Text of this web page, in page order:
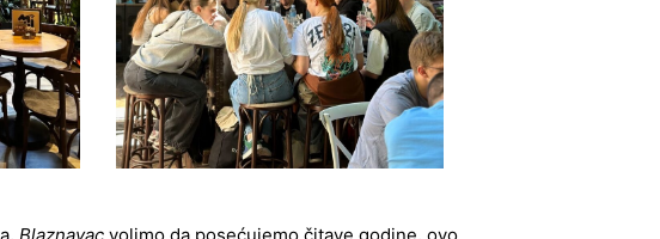
Blaznavac volimo da posećujemo čitave godine, ovo